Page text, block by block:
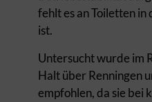
fehlt es an Toiletten in
ist.
Untersucht wurde im
Halt über Renningen
empfohlen, da sie bei